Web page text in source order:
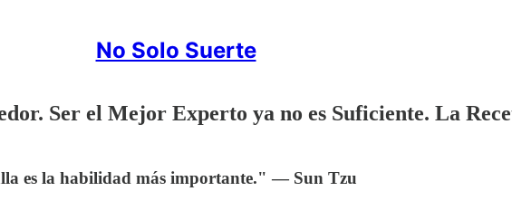
No Solo Suerte
Ser el Mejor Experto ya no es Suficiente. La
es la habilidad más importante." — Sun Tzu